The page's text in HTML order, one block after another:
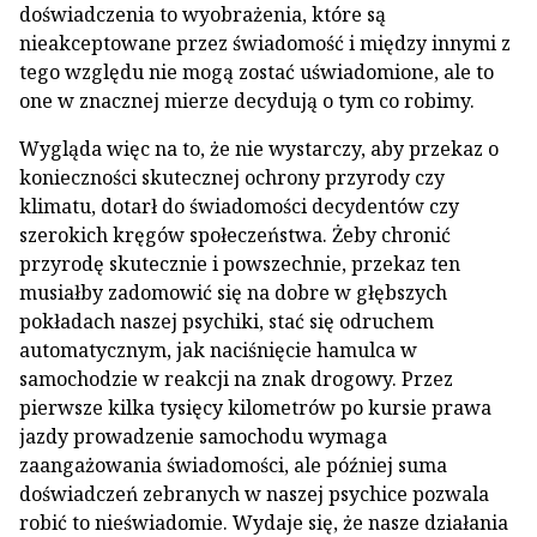
doświadczenia to wyobrażenia, które są
nieakceptowane przez świadomość i między innymi z
tego względu nie mogą zostać uświadomione, ale to
one w znacznej mierze decydują o tym co robimy.
Wygląda więc na to, że nie wystarczy, aby przekaz o
konieczności skutecznej ochrony przyrody czy
klimatu, dotarł do świadomości decydentów czy
szerokich kręgów społeczeństwa. Żeby chronić
przyrodę skutecznie i powszechnie, przekaz ten
musiałby zadomowić się na dobre w głębszych
pokładach naszej psychiki, stać się odruchem
automatycznym, jak naciśnięcie hamulca w
samochodzie w reakcji na znak drogowy. Przez
pierwsze kilka tysięcy kilometrów po kursie prawa
jazdy prowadzenie samochodu wymaga
zaangażowania świadomości, ale później suma
doświadczeń zebranych w naszej psychice pozwala
robić to nieświadomie. Wydaje się, że nasze działania